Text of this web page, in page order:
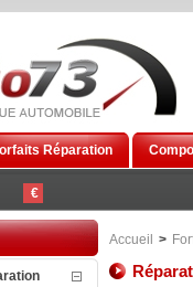
€
Réparation
Accueil >